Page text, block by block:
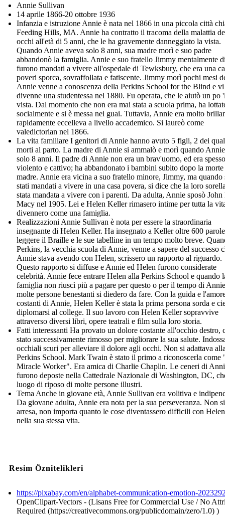
Annie Sullivan
14 aprile 1866-20 ottobre 1936
Infanzia e istruzione Annie è nata nel 1866 in una piccola città
Feeding Hills, MA. Annie ha contratto il tracoma della malattia
occhi all'età di 5 anni, che le ha gravemente danneggiato la vista.
Quando Annie aveva solo 8 anni, sua madre morì e suo padre
abbandonò la famiglia. Annie e suo fratello Jimmy mentalmente
furono mandati a vivere all'ospedale di Tewksbury, che era una
poveri sporca, sovraffollata e fatiscente. Jimmy morì pochi mesi
Annie venne a conoscenza della Perkins School for the Blind e vi
divenne una studentessa nel 1880. Fu operata, che le aiutò un po
vista. Dal momento che non era mai stata a scuola prima, ha
socialmente e si è messa nei guai. Tuttavia, Annie era molto
rapidamente eccelleva a livello accademico. Si laureò come
valedictorian nel 1866.
La vita familiare I genitori di Annie hanno avuto 5 figli, 2 dei
morti al parto. La madre di Annie si ammalò e morì quando
solo 8 anni. Il padre di Annie non era un brav'uomo, ed era spesso
violento e cattivo; ha abbandonato i bambini subito dopo la
madre. Annie era vicina a suo fratello minore, Jimmy, ma quando
stati mandati a vivere in una casa povera, si dice che la loro
stata mandata a vivere con i parenti. Da adulta, Annie sposò John
Macy nel 1905. Lei e Helen Keller rimasero intime per tutta la
divennero come una famiglia.
Realizzazioni Annie Sullivan è nota per essere la straordinaria
insegnante di Helen Keller. Ha insegnato a Keller oltre 600
leggere il Braille e le sue tabelline in un tempo molto breve.
Perkins, la vecchia scuola di Annie, venne a sapere del successo
Annie stava avendo con Helen, scrissero un rapporto al riguardo.
Questo rapporto si diffuse e Annie ed Helen furono considerate
celebrità. Annie fece entrare Helen alla Perkins School e quando
famiglia non riuscì più a pagare per questo o per il tempo di
molte persone benestanti si diedero da fare. Con la guida e
costanti di Annie, Helen Keller è stata la prima persona sorda e
diplomarsi al college. Il suo lavoro con Helen Keller sopravvive
attraverso diversi libri, opere teatrali e film sulla loro storia.
Fatti interessanti Ha provato un dolore costante all'occhio destro,
stato successivamente rimosso per migliorare la sua salute.
occhiali scuri per alleviare il dolore agli occhi. Non si adattava
Perkins School. Mark Twain è stato il primo a riconoscerla come
Miracle Worker". Era amica di Charlie Chaplin. Le ceneri di
furono deposte nella Cattedrale Nazionale di Washington, DC,
luogo di riposo di molte persone illustri.
Tema Anche in giovane età, Annie Sullivan era volitiva e
Da giovane adulta, Annie era nota per la sua perseveranza. Non
arresa, non importa quanto le cose diventassero difficili con
nella sua stessa vita.
Resim Öznitelikleri
https://pixabay.com/en/alphabet-communication-emotion-
OpenClipart-Vectors - (Lisans Free for Commercial Use / No
Required (https://creativecommons.org/publicdomain/zero/1.0) )